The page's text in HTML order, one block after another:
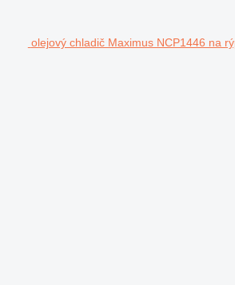
olejový chladič Maximus NCP1446 na